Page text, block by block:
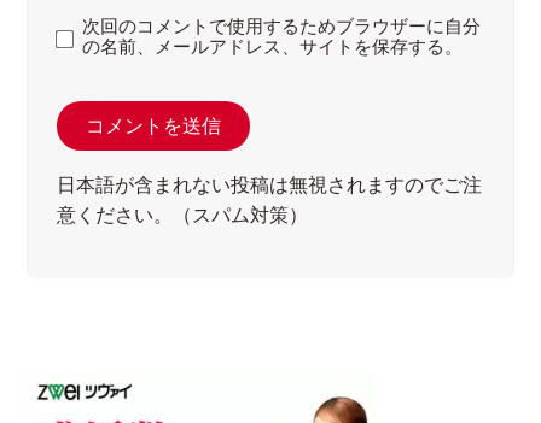
次回のコメントで使用するためブラウザーに自分
の名前、メールアドレス、サイトを保存する。
日本語が含まれない投稿は無視されますのでご注
意ください。（スパム対策）